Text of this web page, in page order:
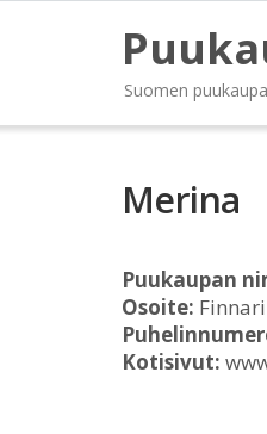
Suomen
Merina
Puukaupan
Osoite:
Kotisivut: